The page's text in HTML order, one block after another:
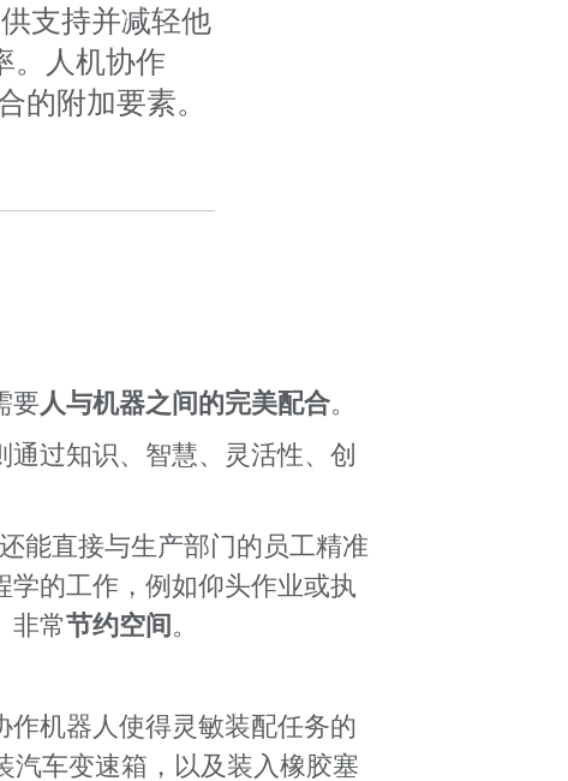
支持并减轻他
。人机协作
的附加要素。
要人与机器之间的完美配合。
通过知识、智慧、灵活性、创
能直接与生产部门的员工精准
的工作，例如仰头作业或执
非常节约空间 。
作机器人使得灵敏装配任务的
车变速箱，以及装入橡胶塞